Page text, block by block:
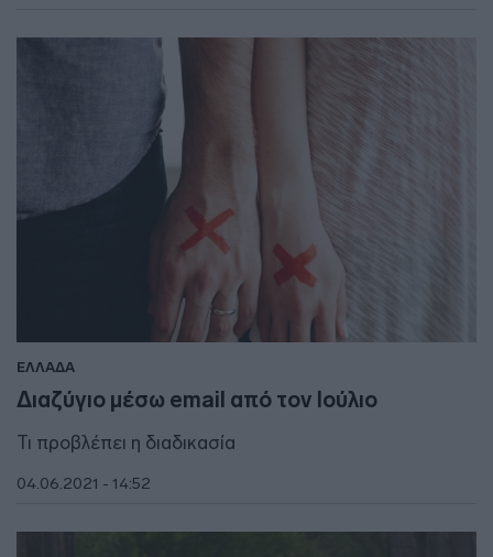
ΕΛΛΑΔΑ
Διαζύγιο μέσω email από τον Ιούλιο
Τι προβλέπει η διαδικασία
04.06.2021 - 14:52